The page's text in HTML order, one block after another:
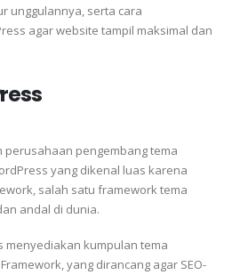
unggulannya, serta cara
agar website tampil maksimal dan
pengembang tema
yang dikenal luas karena
salah satu framework tema
andal di dunia.
menyediakan kumpulan tema
yang dirancang agar SEO-